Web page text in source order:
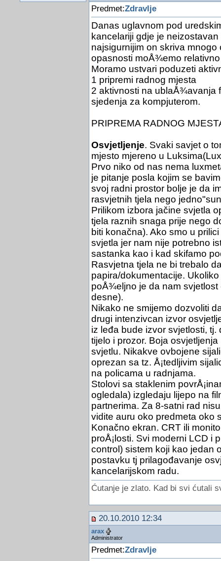
Predmet:Zdravlje
Danas uglavnom pod
kancelariji gdje je
najsigurnijim on skriva
opasnosti moÅ¾emo
Moramo ustvari poduzeti
1 pripremi radnog mjesta
2 aktivnosti na ublaÅ¾avanja
sjedenja za kompjuterom.
PRIPREMA RADNOG
Osvjetljenje. Svaki savjet o
mjesto mjereno u
Prvo niko od nas nema
je pitanje posla kojim se
svoj radni prostor bolje je da
rasvjetnih tjela nego
Prilikom izbora jačine svjetla
tjela raznih snaga prije nego
biti konačna). Ako smo u
svjetla jer nam nije potrebno
sastanka kao i kad skifamo
Rasvjetna tjela ne bi trebalo
papira/dokumentacije.
poÅ¾eljno je da nam
desne).
Nikako ne smijemo dozvoliti
drugi intenzivcan izvor
iz leđa bude izvor svjetlosti, tj.
tijelo i prozor. Boja
svjetlu. Nikakve ovbojene
oprezan sa tz. Å¡tedljivim
na policama u radnjama.
Stolovi sa staklenim
ogledala) izgledaju lijepo na
partnerima. Za 8-satni rad
vidite auru oko predmeta oko
Konačno ekran. CRT ili
proÅ¡losti. Svi moderni LCD i
control) sistem koji kao jedan
postavku tj prilagođavanje
kancelarijskom radu.
Ćutanje je zlato. Kad bi svi ćutali
20.10.2010 12:34
arax
Administrator
Predmet:Zdravlje